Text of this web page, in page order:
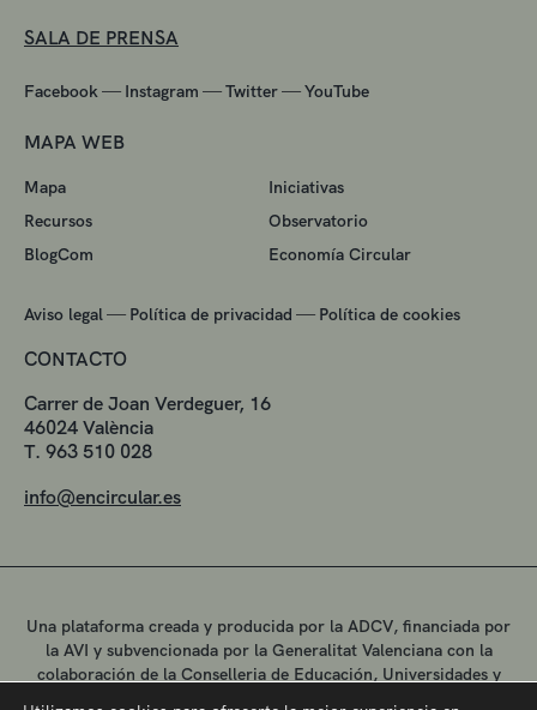
SALA DE PRENSA
Facebook — Instagram —Twitter—YouTube
MAPA WEB
Mapa
Iniciativas
Recursos
Observatorio
BlogCom
Economía Circular
Aviso legal — Política de privacidad — Política de cookies
CONTACTO
Carrer de Joan Verdeguer, 16
46024 València
T. 963 510 028
info@encircular.es
Una plataforma creada y producida por la ADCV, financiada por
la AVI y subvencionada por la Generalitat Valenciana con la
colaboración de la Conselleria de Educación, Universidades y